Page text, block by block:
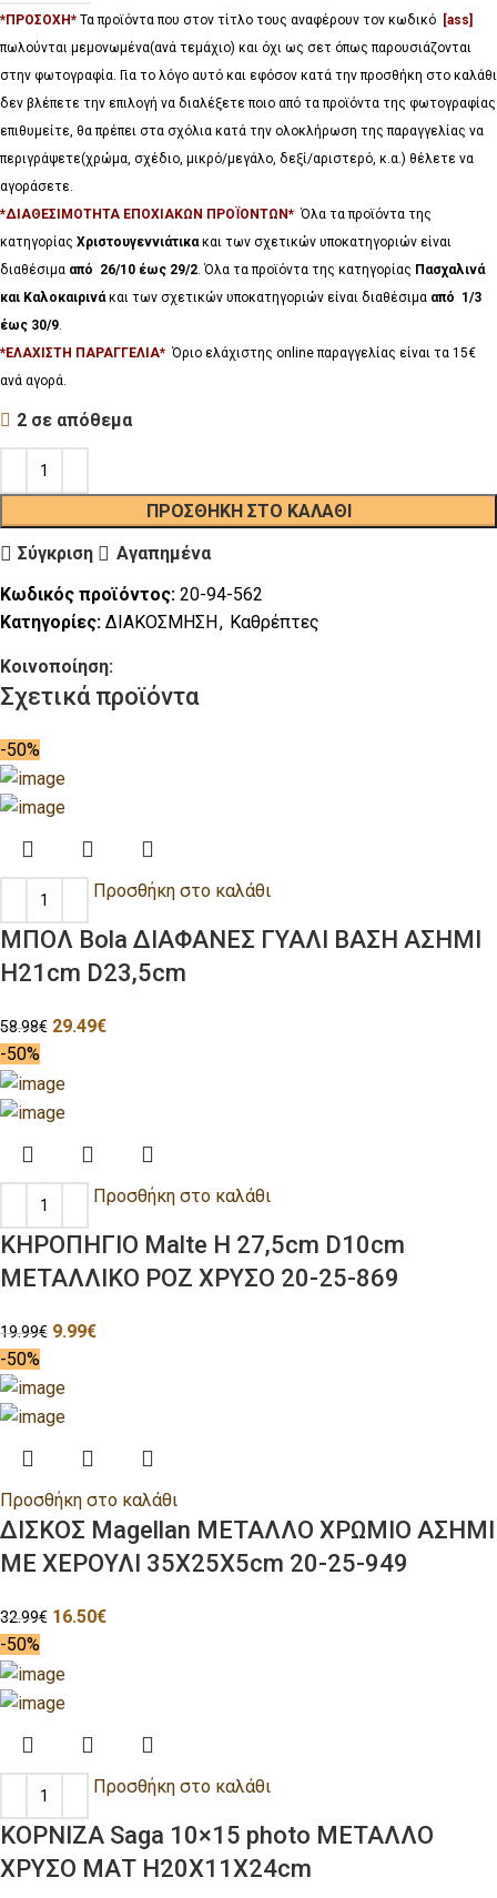
*ΠΡΟΣΟΧΗ* Τα προϊόντα που στον τίτλο τους αναφέρουν τον κωδικό [ass]
πωλούνται μεμονωμένα(ανά τεμάχιο) και όχι ως σετ όπως παρουσιάζονται
στην φωτογραφία. Για το λόγο αυτό και εφόσον κατά την προσθήκη στο καλάθι
δεν βλέπετε την επιλογή να διαλέξετε ποιο από τα προϊόντα της φωτογραφίας
επιθυμείτε, θα πρέπει στα σχόλια κατά την ολοκλήρωση της παραγγελίας να
περιγράψετε(χρώμα, σχέδιο, μικρό/μεγάλο, δεξί/αριστερό, κ.α.) θέλετε να
αγοράσετε.
*ΔΙΑΘΕΣΙΜΟΤΗΤΑ ΕΠΟΧΙΑΚΩΝ ΠΡΟΪΟΝΤΩΝ* Όλα τα προϊόντα της
κατηγορίας Χριστουγεννιάτικακαι των σχετικών υποκατηγοριών είναι
διαθέσιμα από 26/10 έως 29/2. Όλα τα προϊόντα της κατηγορίας Πασχαλινά
και Καλοκαιρινάκαι των σχετικών υποκατηγοριών είναι διαθέσιμα από 1/3
έως 30/9.
*ΕΛΑΧΙΣΤΗ ΠΑΡΑΓΓΕΛΙΑ* Όριο ελάχιστης online παραγγελίας είναι τα 15€
ανά αγορά.
2 σε απόθεμα
ΠΡΟΣΘΉΚΗ ΣΤΟ ΚΑΛΆΘΙ
Σύγκριση
Αγαπημένα
Κωδικός προϊόντος: 20-94-562
Κατηγορίες: ΔΙΑΚΟΣΜΗΣΗ, Καθρέπτες
Κοινοποίηση:
Σχετικά προϊόντα
-50%
Προσθήκη στο καλάθι
ΜΠΟΛ Bola ΔΙΑΦΑΝΕΣ ΓΥΑΛΙ ΒΑΣΗ ΑΣΗΜΙ
H21cm D23,5cm
58.98€ 29.49€
-50%
Προσθήκη στο καλάθι
ΚΗΡΟΠΗΓΙΟ Malte H 27,5cm D10cm
ΜΕΤΑΛΛΙΚΟ ΡΟΖ ΧΡΥΣΟ 20-25-869
19.99€ 9.99€
-50%
Προσθήκη στο καλάθι
ΔΙΣΚΟΣ Magellan ΜΕΤΑΛΛΟ ΧΡΩΜΙΟ ΑΣΗΜΙ
ΜΕ ΧΕΡΟΥΛΙ 35Χ25Χ5cm 20-25-949
32.99€ 16.50€
-50%
Προσθήκη στο καλάθι
ΚΟΡΝΙΖΑ Saga 10×15 photo ΜΕΤΑΛΛΟ
ΧΡΥΣΟ ΜΑΤ H20Χ11Χ24cm